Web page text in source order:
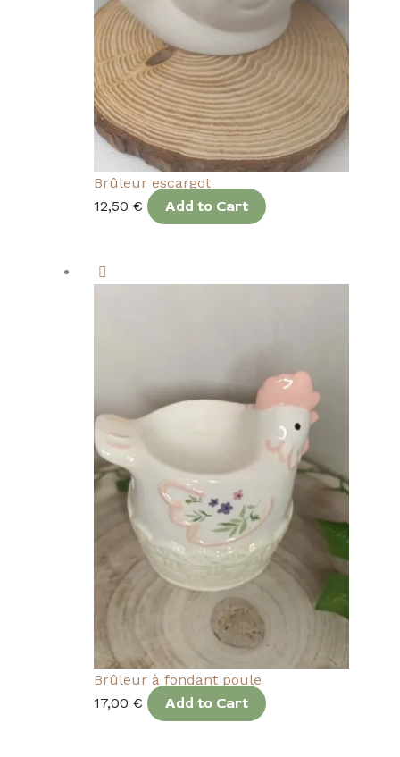
Brûleur escargot
12,50 € Add to Cart
Brûleur à fondant poule
17,00 € Add to Cart